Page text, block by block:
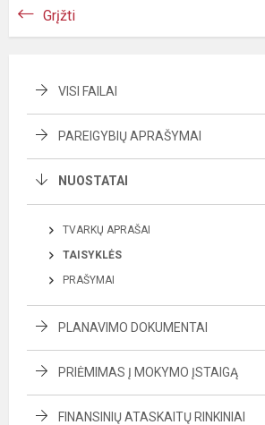
Grįžti
VISI FAILAI
PAREIGYBIŲ APRAŠYMAI
NUOSTATAI
TVARKŲ APRAŠAI
TAISYKLĖS
PRAŠYMAI
PLANAVIMO DOKUMENTAI
PRIĖMIMAS Į MOKYMO ĮSTAIGĄ
FINANSINIŲ ATASKAITŲ RINKINIAI